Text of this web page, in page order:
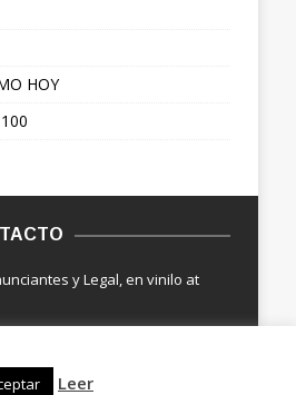
HOY
y Legal, en vinilo at
Leer